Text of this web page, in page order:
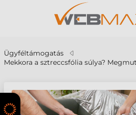
Ügyféltámogatás
Mekkora a sztreccsfólia súlya?